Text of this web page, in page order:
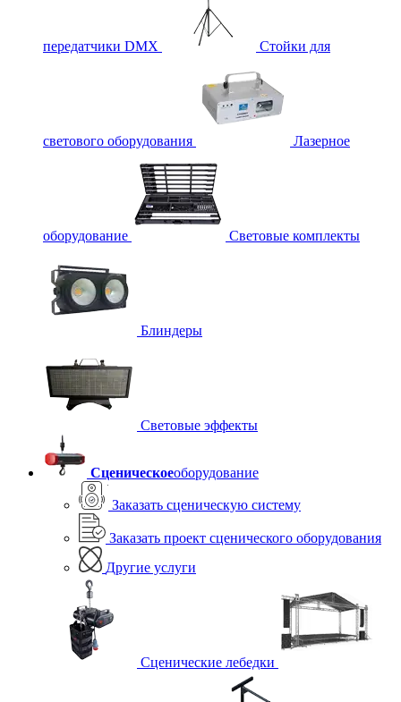
передатчики DMX Стойки для
светового оборудования Лазерное
оборудование Световые комплекты
Блиндеры
Световые эффекты
Сценическоеоборудование
Заказать сценическую систему
Заказать проект сценического оборудования
Другие услуги
Сценические лебедки